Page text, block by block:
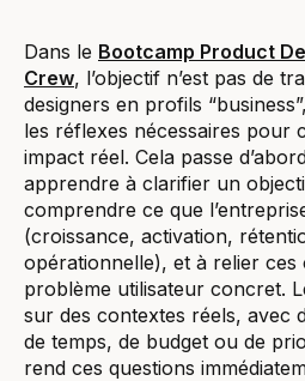
Dans le Bootcamp Product
Crew, l’objectif n’est pas de
designers en profils
les réflexes nécessaires pour
impact réel. Cela passe
apprendre à clarifier un
comprendre ce que
(croissance, activation,
opérationnelle), et à relier ces
problème utilisateur concret.
sur des contextes réels, avec
de temps, de budget ou de
rend ces questions